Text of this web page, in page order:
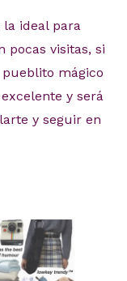
la ideal para
pocas visitas, si
mágico
y será
y seguir en